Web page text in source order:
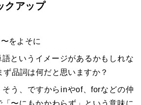
クアップ
をよそに
というイメージがあるかもしれな
品詞は何だと思いますか？
う、ですからinやof、forなどの仲
〜にもかかわらず」という意味に